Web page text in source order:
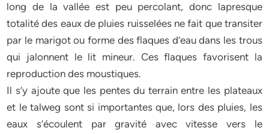
long de la vallée est peu percolant, donc lapresque
totalité des eaux de pluies ruisselées ne fait que transiter
par le marigot ou forme des flaques d’eau dans les trous
qui jalonnent le lit mineur. Ces flaques favorisent la
reproduction des moustiques.
Il s’y ajoute que les pentes du terrain entre les plateaux
et le talweg sont si importantes que, lors des pluies, les
eaux s’écoulent par gravité avec vitesse vers le